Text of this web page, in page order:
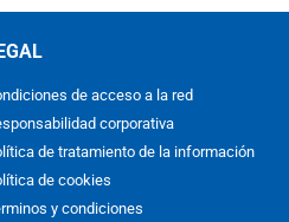
de acceso a la red
corporativa
de tratamiento de la información
de cookies
y condiciones